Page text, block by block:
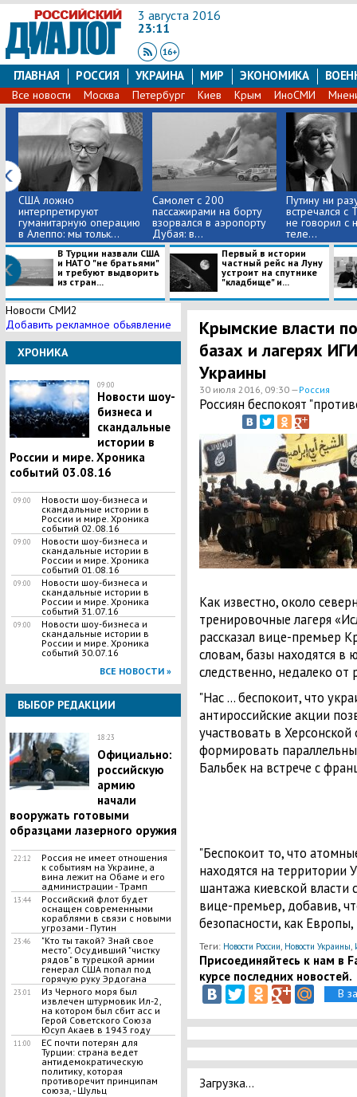
3 августа 2016
23:11
ГЛАВНАЯ РОССИЯ УКРАИНА МИР ЭКОНОМИКА
Все новости Москва Петербург Киев Крым ИноСМИ
США ложно
интерпретируют
гуманитарную операцию
в Алеппо: мы тольк...
Самолет с 200
пассажирами на борту
взорвался в аэропорту
Дубая: в...
Путину ни
встречался с
не говорил с
теле...
В Турции назвали США
и НАТО "не братьями"
и требуют выдворить
из стран...
Первый в истории
частный рейс на Луну
устроит на спутнике
"кладбище" и...
Новости СМИ2
Добавить рекламное обьявление
ХРОНИКА
09:00
Новости шоу-
бизнеса и
скандальные
истории в
России и мире. Хроника
событий 03.08.16
09:00
Новости шоу-бизнеса и
скандальные истории в
России и мире. Хроника
событий 02.08.16
09:00
Новости шоу-бизнеса и
скандальные истории в
России и мире. Хроника
событий 01.08.16
09:00
Новости шоу-бизнеса и
скандальные истории в
России и мире. Хроника
событий 31.07.16
09:00
Новости шоу-бизнеса и
скандальные истории в
России и мире. Хроника
событий 30.07.16
ВСЕ НОВОСТИ »
ВЫБОР РЕДАКЦИИ
18:23
Официально:
российскую
армию
начали
вооружать готовыми
образцами лазерного оружия
22:12
Россия не имеет отношения
к событиям на Украине, а
вина лежит на Обаме и его
администрации - Трамп
13:44
Российский флот будет
оснащен современными
кораблями в связи с новыми
угрозами - Путин
23:46
"Кто ты такой? Знай свое
место". Осудивший "чистку
рядов" в турецкой армии
генерал США попал под
горячую руку Эрдогана
23:01
Из Черного моря был
извлечен штурмовик Ил-2,
на котором был сбит асс и
Герой Советского Союза
Юсуп Акаев в 1943 году
11:00
ЕС почти потерян для
Турции: страна ведет
антидемократическую
политику, которая
противоречит принципам
союза, - Шульц
Крымские власти
базах и лагерях
Украины
30 июля 2016, 09:30 —Россия
Россиян беспокоят
Как известно, около
тренировочные лагеря
рассказал вице-премьер
словам, базы находятся в
следственно, недалеко от
"Нас … беспокоит, что
антироссийские акции
участвовать в
формировать
Бальбек на встрече с
"Беспокоит то, что
находятся на территории
шантажа киевской власти
вице-премьер, добавив,
безопасности, как
Теги: Новости России Новости Украины
Присоединяйтесь к нам в
курсе последних новостей.
В
Загрузка...